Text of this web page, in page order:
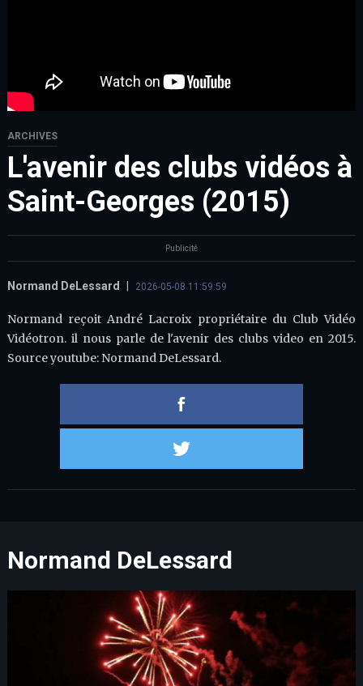
ARCHIVES
L'avenir des clubs vidéos à
Saint-Georges (2015)
Publicité
Normand DeLessard 2026-05-08 11:59:59
Normand reçoit André Lacroix propriétaire du Club Vidéo
Vidéotron. il nous parle de l'avenir des clubs video en 2015.
Source youtube: Normand DeLessard.
Normand DeLessard